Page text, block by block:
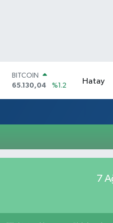
65.130,04
DOLAR
47,7106
%0.17
GRAM ALTIN
6618.49
%2.12
Hatay
7